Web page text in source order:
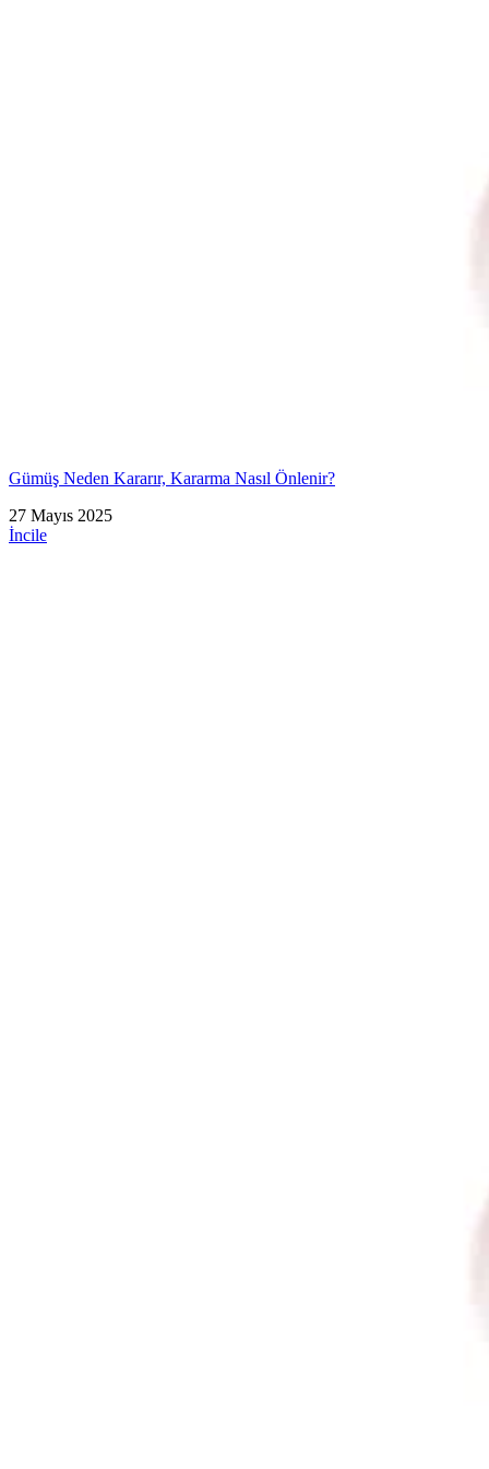
Gümüş Neden Kararır, Kararma Nasıl Önlenir?
27 Mayıs 2025
İncile